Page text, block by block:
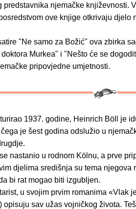
predstavnika njemačke književnosti.
ove knjige otkrivaju djelo
"Ne samo za Božić" ova zbirka
Murkea" i "Nešto će se
pripovjedne umjetnosti.
1937. godine, Heinrich Böll je
je šest godina odslužio u
nastanio u rodnom Kölnu, a prve
djelima središnja su tema njegova
bi rat mogao biti izgubljen.
u svojim prvim romanima «Vlak
opisuju sav užas vojničkog života.